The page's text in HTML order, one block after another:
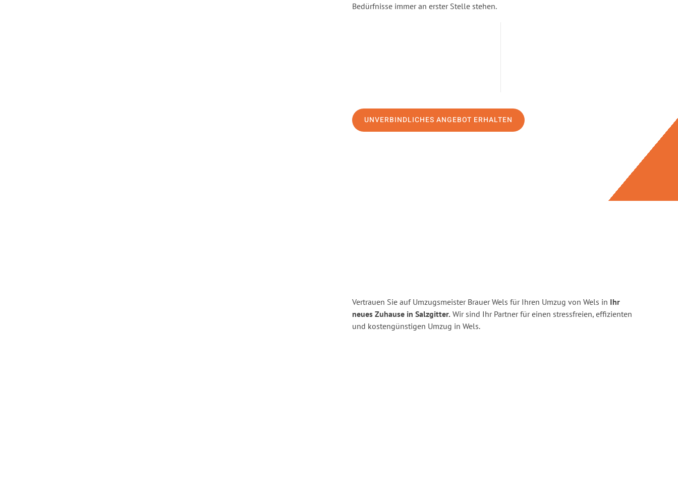
Bedürfnisse immer an erster Stelle stehen.
UNVERBINDLICHES ANGEBOT ERHALTEN
Vertrauen Sie auf Umzugsmeister Brauer Wels für Ihren Umzug von Wels in Ihr
neues Zuhause in Salzgitter. Wir sind Ihr Partner für einen stressfreien, effizienten
und kostengünstigen Umzug in Wels.